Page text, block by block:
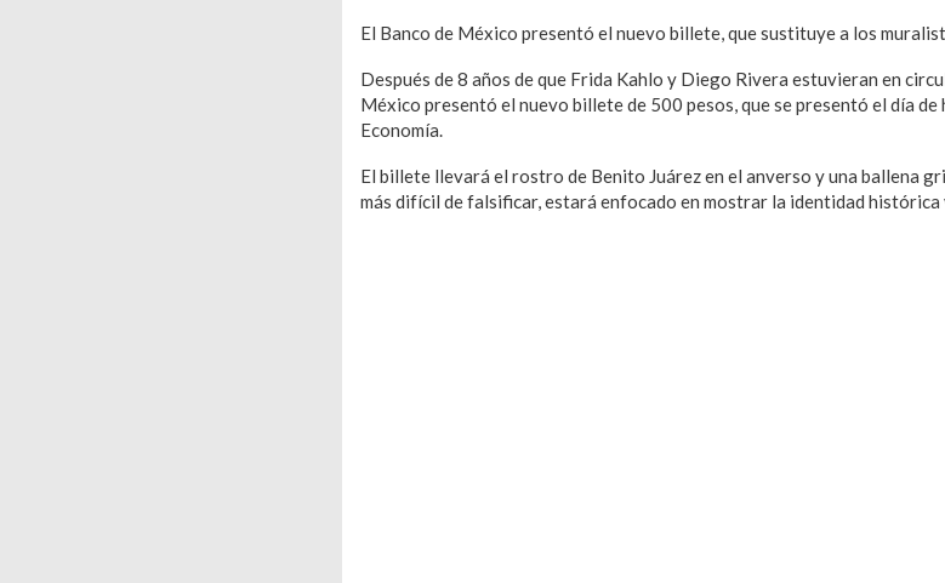
El Banco de México presentó el nuevo billete, que sustituye a los
Después de 8 años de que Frida Kahlo y Diego Rivera estuvieran en
México presentó el nuevo billete de 500 pesos, que se presentó el día
Economía.
El billete llevará el rostro de Benito Juárez en el anverso y una ballena
más difícil de falsificar, estará enfocado en mostrar la identidad histórica